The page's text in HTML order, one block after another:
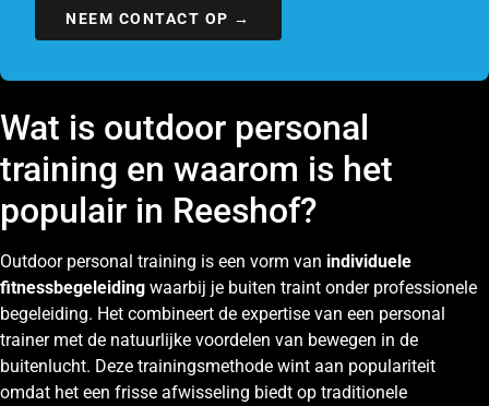
NEEM CONTACT OP →
Wat is outdoor personal
training en waarom is het
populair in Reeshof?
Outdoor personal training is een vorm van individuele
fitnessbegeleiding waarbij je buiten traint onder professionele
begeleiding. Het combineert de expertise van een personal
trainer met de natuurlijke voordelen van bewegen in de
buitenlucht. Deze trainingsmethode wint aan populariteit
omdat het een frisse afwisseling biedt op traditionele